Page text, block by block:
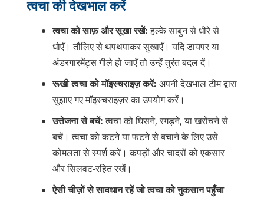
त्वचा की देखभाल करें
त्वचा को साफ़ और सूखा रखें:हल्के साबुन से धीरे से
धोएँ। तौलिए से थपथपाकर सुखाएँ। यदि डायपर या
अंडरगारमेंट्स गीले हो जाएँ तो उन्हें तुरंत बदल दें।
रूखी त्वचा को मॉइस्चराइज़ करें: अपनी देखभाल टीम द्वारा
सुझाए गए मॉइस्चराइज़र का उपयोग करें।
उत्तेजना से बचें:त्वचा को घिसने, रगड़ने, या खरोंचने से
बचें। त्वचा को कटने या फटने से बचाने के लिए उसे
कोमलता से स्पर्श करें। कपड़ों और चादरों को एकसार
और सिलवट-रहित रखें।
ऐसी चीज़ों से सावधान रहें जो त्वचा को नुकसान पहुँचा